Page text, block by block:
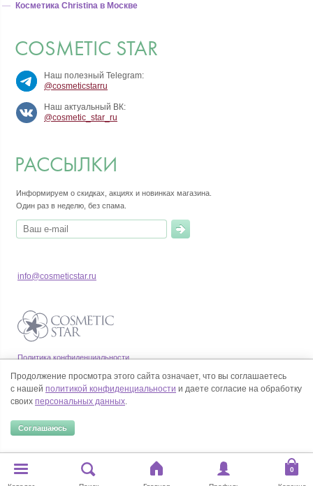
Косметика Christina в Москве
COSMETIC STAR
Наш полезный Telegram:
@cosmeticstarru
Наш актуальный ВК:
@cosmetic_star_ru
РАССЫЛКИ
Информируем о скидках, акциях и новинках магазина.
Один раз в неделю, без спама.
Политика конфиденциальности
Согласие на обработку персональных данных
info@cosmeticstar.ru
© Все права на товарные знаки принадлежат их законным владельцам.
Продолжение просмотра этого сайта означает, что вы соглашаетесь
с нашей политикой конфиденциальности и даете согласие на обработку
своих персональных данных.
Соглашаюсь